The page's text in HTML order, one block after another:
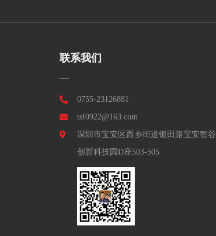
联系我们
0755-23126881
tsf0922@163.com
深圳市宝安区西乡街道银田路宝安智谷
创新科技园D座503-505